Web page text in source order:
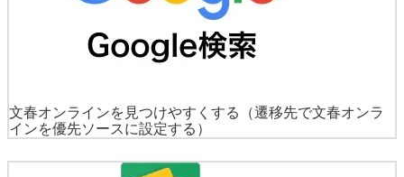
文春オンラインを見つけやすくする
（遷移先で文春オンラ
インを優先ソースに設定する）